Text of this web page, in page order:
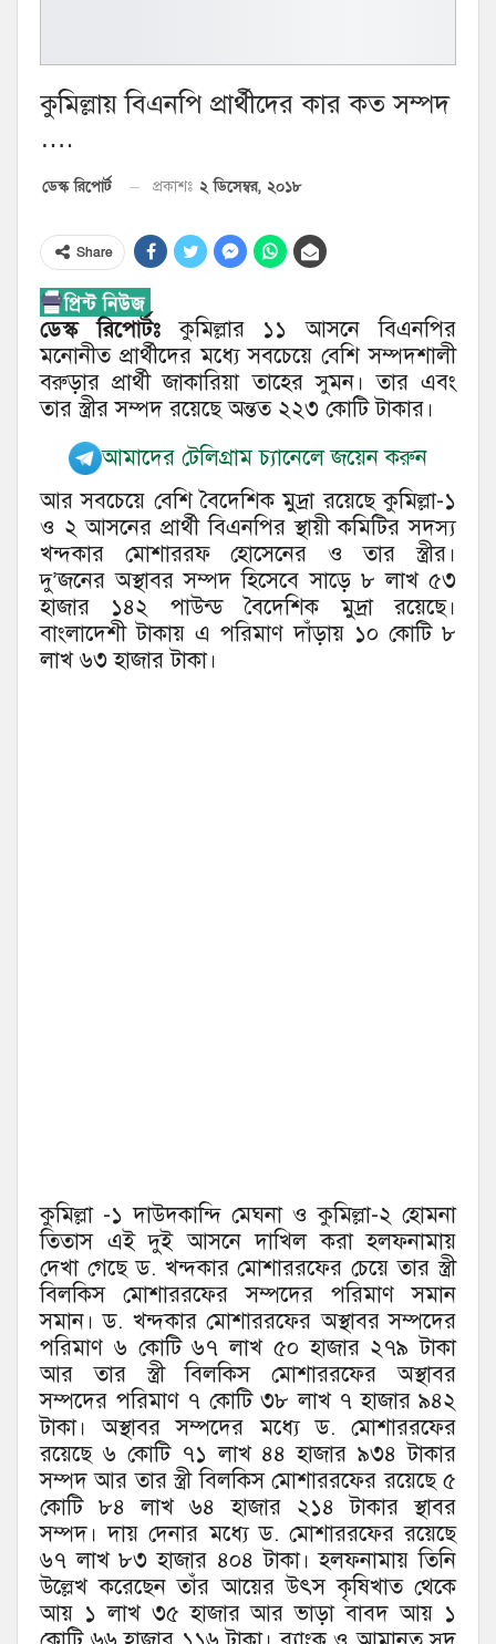
কুমিল্লায় বিএনপি প্রার্থীদের কার কত সম্পদ
….
ডেস্ক রিপোর্ট প্রকাশঃ ২ ডিসেম্বর, ২০১৮
Share
ডেস্ক রিপোর্টঃকুমিল্লার ১১ আসনে বিএনপির
মনোনীত প্রার্থীদের মধ্যে সবচেয়ে বেশি সম্পদশালী
বরুড়ার প্রার্থী জাকারিয়া তাহের সুমন। তার এবং
তার স্ত্রীর সম্পদ রয়েছে অন্তত ২২৩ কোটি টাকার।
আমাদের টেলিগ্রাম চ্যানেলে জয়েন করুন
আর সবচেয়ে বেশি বৈদেশিক মুদ্রা রয়েছে কুমিল্লা-১
ও ২ আসনের প্রার্থী বিএনপির স্থায়ী কমিটির সদস্য
খন্দকার মোশাররফ হোসেনের ও তার স্ত্রীর।
দু’জনের অস্থাবর সম্পদ হিসেবে সাড়ে ৮ লাখ ৫৩
হাজার ১৪২ পাউন্ড বৈদেশিক মুদ্রা রয়েছে।
বাংলাদেশী টাকায় এ পরিমাণ দাঁড়ায় ১০ কোটি ৮
লাখ ৬৩ হাজার টাকা।
কুমিল্লা -১ দাউদকান্দি মেঘনা ও কুমিল্লা-২ হোমনা
তিতাস এই দুই আসনে দাখিল করা হলফনামায়
দেখা গেছে ড. খন্দকার মোশাররফের চেয়ে তার স্ত্রী
বিলকিস মোশাররফের সম্পদের পরিমাণ সমান
সমান। ড. খন্দকার মোশাররফের অস্থাবর সম্পদের
পরিমাণ ৬ কোটি ৬৭ লাখ ৫০ হাজার ২৭৯ টাকা
আর তার স্ত্রী বিলকিস মোশাররফের অস্থাবর
সম্পদের পরিমাণ ৭ কোটি ৩৮ লাখ ৭ হাজার ৯৪২
টাকা। অস্থাবর সম্পদের মধ্যে ড. মোশাররফের
রয়েছে ৬ কোটি ৭১ লাখ ৪৪ হাজার ৯৩৪ টাকার
সম্পদ আর তার স্ত্রী বিলকিস মোশাররফের রয়েছে ৫
কোটি ৮৪ লাখ ৬৪ হাজার ২১৪ টাকার স্থাবর
সম্পদ। দায় দেনার মধ্যে ড. মোশাররফের রয়েছে
৬৭ লাখ ৮৩ হাজার ৪০৪ টাকা। হলফনামায় তিনি
উল্লেখ করেছেন তাঁর আয়ের উৎস কৃষিখাত থেকে
আয় ১ লাখ ৩৫ হাজার আর ভাড়া বাবদ আয় ১